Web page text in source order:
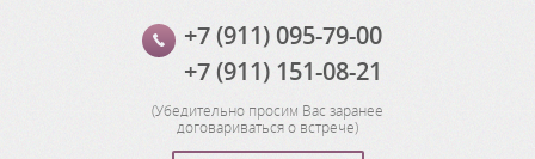
+7 (911) 095-79-00
+7 (911) 151-08-21
(Убедительно просим Вас заранее
договариваться о встрече)